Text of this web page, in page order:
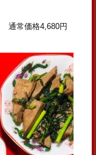
通常価格4,680円